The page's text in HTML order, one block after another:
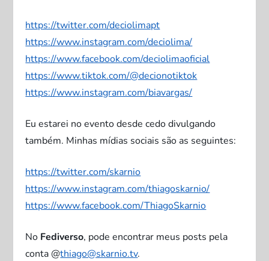
https://twitter.com/deciolimapt
https://www.instagram.com/deciolima/
https://www.facebook.com/deciolimaoficial
https://www.tiktok.com/@decionotiktok
https://www.instagram.com/biavargas/
Eu estarei no evento desde cedo divulgando
também. Minhas mídias sociais são as seguintes:
https://twitter.com/skarnio
https://www.instagram.com/thiagoskarnio/
https://www.facebook.com/ThiagoSkarnio
No Fediverso, pode encontrar meus posts pela
conta @thiago@skarnio.tv.